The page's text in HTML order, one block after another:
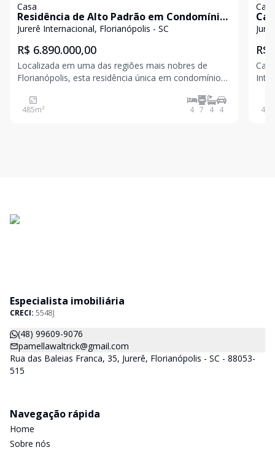
Casa
Residência de Alto Padrão em Condomínio
Exclusivo
Jurerê Internacional, Florianópolis - SC
R$ 6.890.000,00
Localizada em uma das regiões mais nobres de
Florianópolis, esta residência única em condomínio
um projeto arquitetônico contemporâneo e
perfeitamente integrado à natureza. Com uma ampla
485m² 4 7 4 4
Casa
R$
400
Especialista imobiliária
CRECI: 5548J
(48) 99609-9076
pamellawaltrick@gmail.com
Rua das Baleias Franca, 35, Jurerê, Florianópolis - SC - 88053-
515
Navegação rápida
Home
Sobre nós